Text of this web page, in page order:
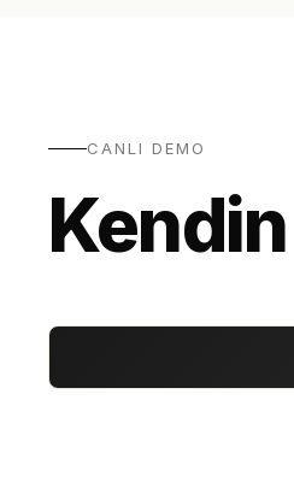
CANLI DEMO
Kendin